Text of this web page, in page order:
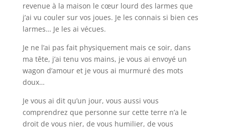
revenue à la maison le cœur lourd des larmes que
j’ai vu couler sur vos joues. Je les connais si bien ces
larmes… Je les ai vécues.
Je ne l’ai pas fait physiquement mais ce soir, dans
ma tête, j’ai tenu vos mains, je vous ai envoyé un
wagon d’amour et je vous ai murmuré des mots
doux…
Je vous ai dit qu’un jour, vous aussi vous
comprendrez que personne sur cette terre n’a le
droit de vous nier, de vous humilier, de vous